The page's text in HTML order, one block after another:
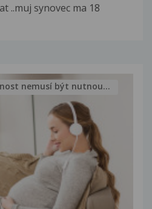
..muj synovec ma 18
nemusí být nutnou...